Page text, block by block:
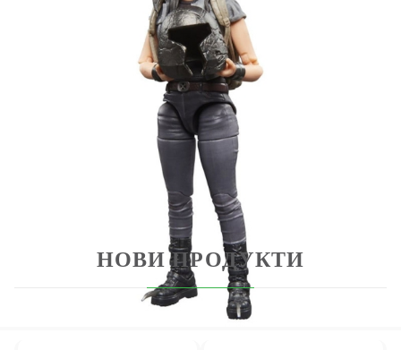
15 сантиметровата мащаб на екшън фигурките
на Hasbro Marvel ги прави чудесни за показване
в колекциите на феновете. Преосмислете сцени,
вдъхновени от филми, на вашия рафт с екшън
фигурки на Marvel Legends и колекционерски
предмети на Marvel.
НОВИ ПРОДУКТИ